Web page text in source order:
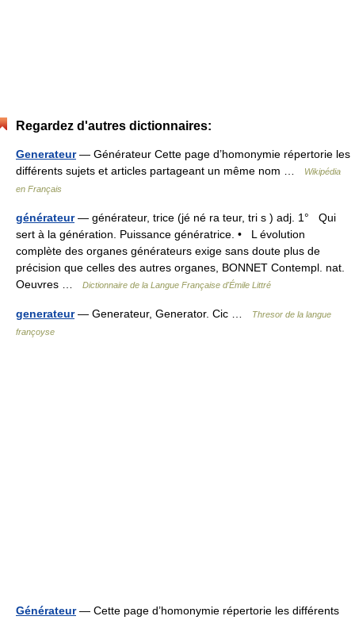
Regardez d'autres dictionnaires:
Generateur— Générateur Cette page d’homonymie répertorie les
différents sujets et articles partageant un même nom …
Wikipédia
en Français
générateur— générateur, trice (jé né ra teur, tri s ) adj. 1° Qui
sert à la génération. Puissance génératrice. • L évolution
complète des organes générateurs exige sans doute plus de
précision que celles des autres organes, BONNET Contempl. nat.
Oeuvres …
Dictionnaire de la Langue Française d'Émile Littré
generateur— Generateur, Generator. Cic …
Thresor de la langue
françoyse
Générateur— Cette page d’homonymie répertorie les différents